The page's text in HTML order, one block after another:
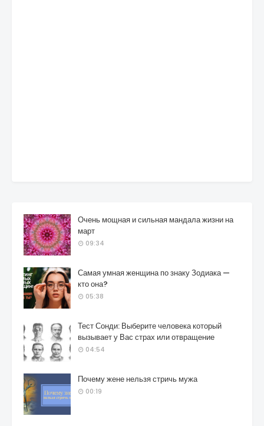
Очень мощная и сильная мандала жизни на
март
09:34
Самая умная женщина по знаку Зодиака —
кто она?
05:38
Тест Сонди: Выберите человека который
вызывает у Вас страх или отвращение
04:54
Почему жене нельзя стричь мужа
00:19